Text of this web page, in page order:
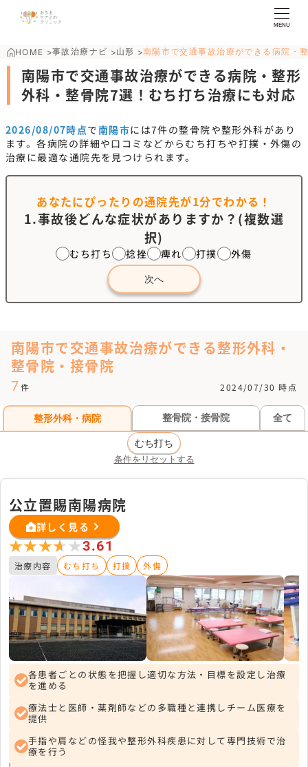
MENU
HOME >事故治療ナビ >山形 >南陽市で交通事故治療ができる病院・
南陽市で交通事故治療ができる病院・整形
外科・整骨院7選！むち打ち治療にも対応
2026/08/07時点で南陽市には7件の整骨院や整形外科があり
ます。各病院の詳細や口コミなどからむち打ちや打撲・外傷の
治療に最適な通院先を見つけられます。
あなたにぴったりの通院先が1分でわかる！
1.事故後どんな症状がありますか？(複数選
択)
むち打ち 捻挫 痺れ 打撲 外傷
次へ
南陽市で交通事故治療ができる整形外科・
整骨院・接骨院
7 件 2024/07/30 時点
整形外科・病院 整骨院・接骨院 全て
むち打ち
条件をリセットする
公立置賜南陽病院
詳しく見る
★★★★★
★★★★★3.61
治療内容 むち打ち 打撲 外傷
各患者ごとの状態を把握し適切な方法・目標を設定し治療
を進める
療法士と医師・薬剤師などの多職種と連携しチーム医療を
提供
手指や肩などの怪我や整形外科疾患に対して専門技術で治
療を行う